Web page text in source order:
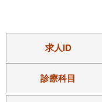
求人ID
診療科目